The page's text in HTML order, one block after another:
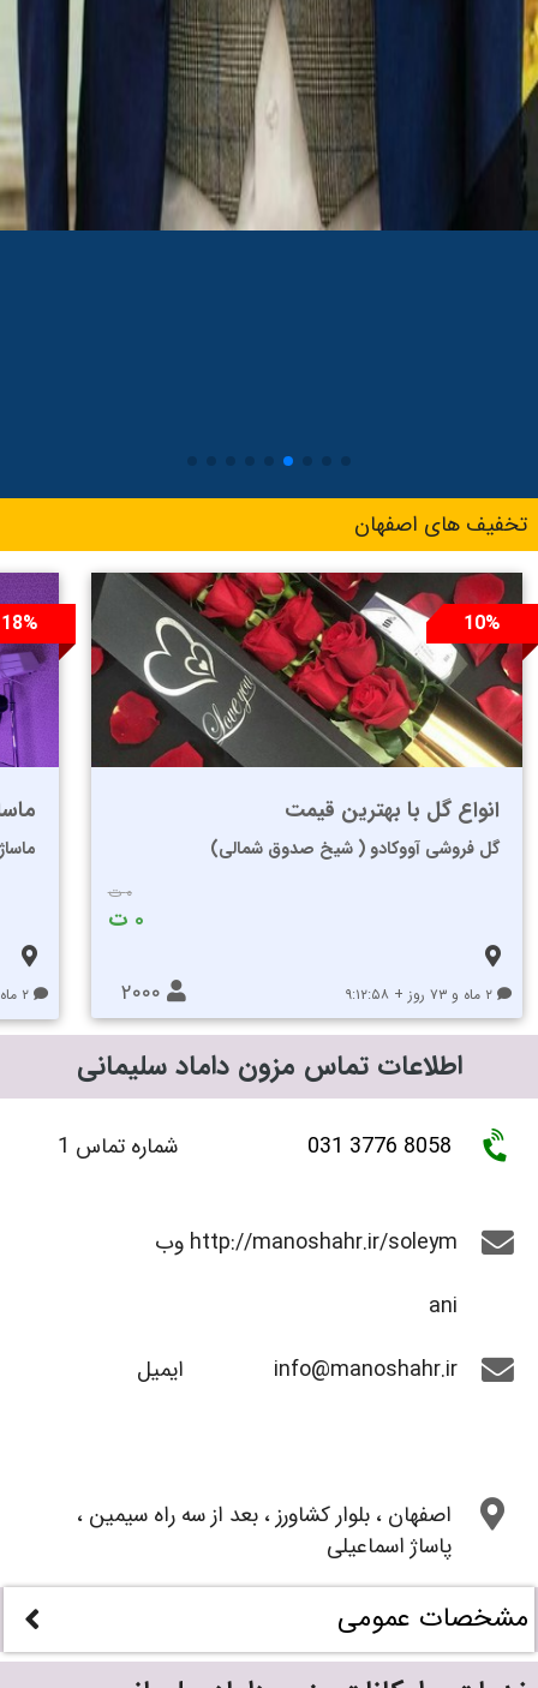
تخفیف های اصفهان
انواع گل با بهترین قیمت
گل فروشی آووکادو ( شیخ صدوق شمالی)
10%
۰ ت
۰ ت
۲ ماه و ۷۳ روز + ۹:۱۲:۵۸ ۲۰۰۰
18%
۲ ماه و ۷۱ روز + ۹:۱۲:۵۸
اطلاعات تماس مزون داماد سلیمانی
031 3776 8058 شماره تماس 1
http://manoshahr.ir/soleym
ani
وب
info@manoshahr.ir ایمیل
اصفهان ، بلوار کشاورز ، بعد از سه راه سیمین ،
پاساژ اسماعیلی
مشخصات عمومی